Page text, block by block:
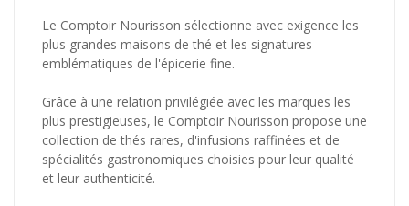
Le Comptoir Nourisson sélectionne avec exigence les
plus grandes maisons de thé et les signatures
emblématiques de l'épicerie fine.
Grâce à une relation privilégiée avec les marques les
plus prestigieuses, le Comptoir Nourisson propose une
collection de thés rares, d'infusions raffinées et de
spécialités gastronomiques choisies pour leur qualité
et leur authenticité.